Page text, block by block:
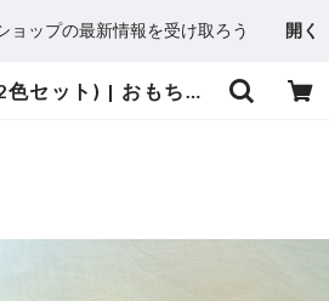
ョップの最新情報を受け取ろう 開く
マトラカ(2色セット) | おもちゃ楽器.com